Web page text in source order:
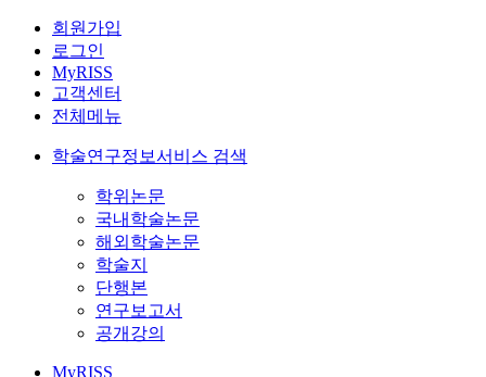
회원가입
로그인
MyRISS
고객센터
전체메뉴
학술연구정보서비스 검색
학위논문
국내학술논문
해외학술논문
학술지
단행본
연구보고서
공개강의
MyRISS